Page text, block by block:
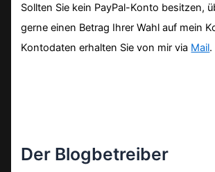
Sollten Sie kein PayPal-Konto besitzen,
gerne einen Betrag Ihrer Wahl auf mein
Kontodaten erhalten Sie von mir via Mail.
Der Blogbetreiber